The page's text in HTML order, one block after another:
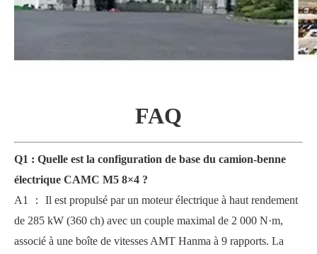
FAQ
Q1 : Quelle est la configuration de base du camion-benne
électrique CAMC M5 8×4 ?
A1
： Il est propulsé par un moteur électrique à haut rendement
de 285 kW (360 ch) avec un couple maximal de 2 000 N·m,
associé à une boîte de vitesses AMT Hanma à 9 rapports. La